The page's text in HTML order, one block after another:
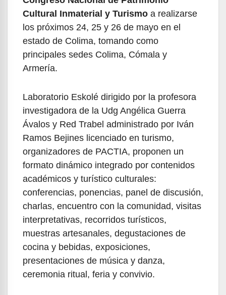
Cultural Inmaterial y Turismo a realizarse
los próximos 24, 25 y 26 de mayo en el
estado de Colima, tomando como
principales sedes Colima, Cómala y
Armería.
Laboratorio Eskolé dirigido por la profesora
investigadora de la Udg Angélica Guerra
Ávalos y Red Trabel administrado por Iván
Ramos Bejines licenciado en turismo,
organizadores de PACTIA, proponen un
formato dinámico integrado por contenidos
académicos y turístico culturales:
conferencias, ponencias, panel de discusión,
charlas, encuentro con la comunidad, visitas
interpretativas, recorridos turísticos,
muestras artesanales, degustaciones de
cocina y bebidas, exposiciones,
presentaciones de música y danza,
ceremonia ritual, feria y convivio.